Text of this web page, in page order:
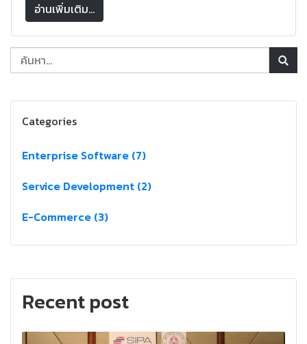
อ่านเพิ่มเติม...
Categories
Enterprise Software (7)
Service Development (2)
E-Commerce (3)
Recent post